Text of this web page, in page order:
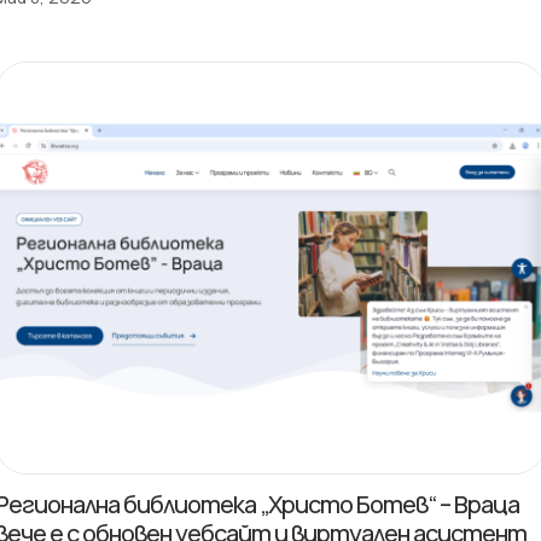
библиотека „Христо Ботев“ – Враца
е с обновен уебсайт и виртуален асистент